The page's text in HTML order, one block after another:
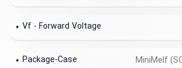
Vf - Forward Voltage
MiniMelf
Package-Case